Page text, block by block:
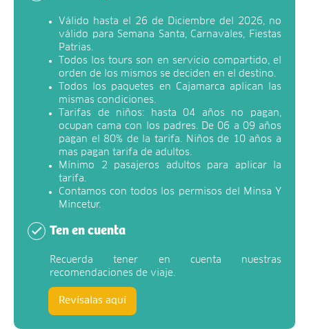
Válido hasta el 26 de Diciembre del 2026, no
válido para Semana Santa, Carnavales, Fiestas
Patrias.
Todos los tours son en servicio compartido, el
orden de los mismos se deciden en el destino.
Todos los paquetes en Cajamarca aplican las
mismas condiciones.
Tarifas de niños: hasta 04 años no pagan,
ocupan cama con los padres. De 06 a 09 años
pagan el 80% de la tarifa. Niños de 10 años a
mas pagan tarifa de adultos.
Mínimo 2 pasajeros adultos para aplicar la
tarifa.
Contamos con todos los permisos del Minsa Y
Mincetur.
Ten en cuenta
Recuerda tener en cuenta nuestras
recomendaciones de viaje.
Revísalas aquí